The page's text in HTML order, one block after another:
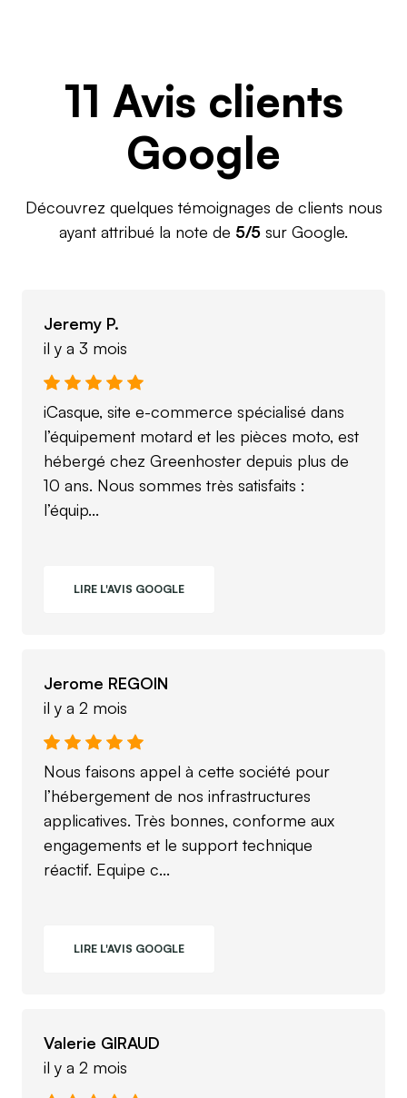
11 Avis clients
Google
Découvrez quelques témoignages de clients nous
ayant attribué la note de 5/5 sur Google.
Jeremy P.
il y a 3 mois
iCasque, site e-commerce spécialisé dans
l’équipement motard et les pièces moto, est
hébergé chez Greenhoster depuis plus de
10 ans. Nous sommes très satisfaits :
l’équip...
LIRE L'AVIS GOOGLE
Jerome REGOIN
il y a 2 mois
Nous faisons appel à cette société pour
l’hébergement de nos infrastructures
applicatives. Très bonnes, conforme aux
engagements et le support technique
réactif. Equipe c...
LIRE L'AVIS GOOGLE
Valerie GIRAUD
il y a 2 mois